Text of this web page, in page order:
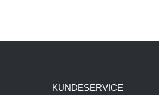
KUNDESERVICE